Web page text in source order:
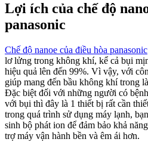
Lợi ích của chế độ
panasonic
Chế độ nanoe của điều hòa panasonic
lơ lửng trong không khí, kể cả bụi
hiệu quả lên đến 99%. Vì vậy, với
giúp mang đến bầu không khí trong
Đặc biệt đối với những người có
với bụi thì đây là 1 thiết bị rất cần
trong quá trình sử dụng máy lạnh,
sinh bộ phát ion để đảm bảo khả
trợ máy vận hành bền và êm ái hơn.